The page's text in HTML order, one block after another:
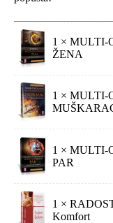
1 × MULTI-
ŽENA
1 × MULTI-
1 × MULTI-
PAR
1 ×
Komfort